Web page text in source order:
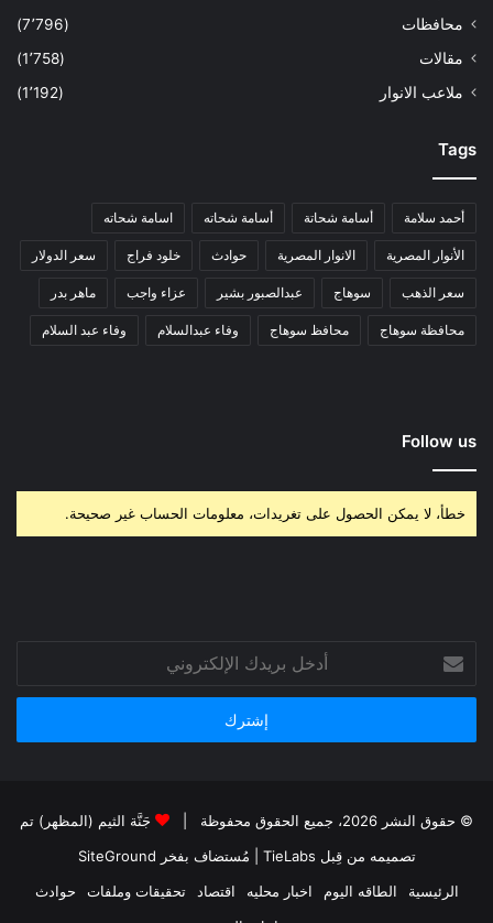
محافظات
(7٬796)
مقالات
(1٬758)
ملاعب الانوار
(1٬192)
Tags
أحمد سلامة أسامة شحاتة أسامة شحاته اسامة شحاته
الأنوار المصرية الانوار المصرية حوادث خلود فراج سعر الدولار
سعر الذهب سوهاج عبدالصبور بشير عزاء واجب ماهر بدر
محافظة سوهاج محافظ سوهاج وفاء عبدالسلام وفاء عبد السلام
Follow us
خطأ، لا يمكن الحصول على تغريدات، معلومات الحساب غير صحيحة.
بريدك
الإلكتروني
© حقوق النشر 2026، جميع الحقوق محفوظة |
جَنَّة الثيم (المظهر) تم
تصميمه من قِبل TieLabs
| مُستضاف بفخر SiteGround
الرئيسية
الطاقه اليوم اخبار محليه اقتصاد تحقيقات وملفات
حوادث